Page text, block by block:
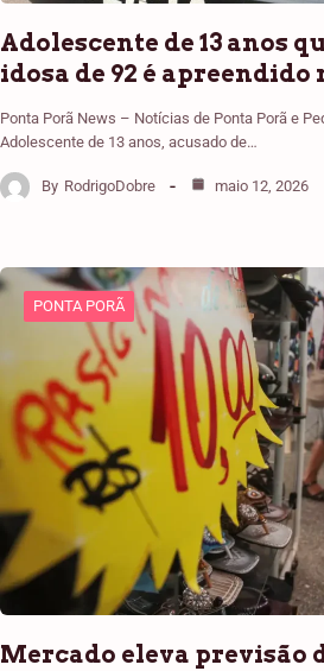
Adolescente de 13 anos
idosa de 92 é apreendido
Ponta Porã News – Notícias de Ponta Porã e
Adolescente de 13 anos, acusado de…
By RodrigoDobre maio 12, 2026
PONTA PORÃ
Mercado eleva previsão